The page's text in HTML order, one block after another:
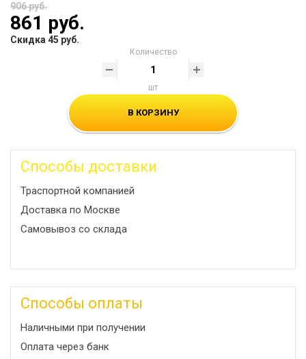
906 руб.
861 руб.
Скидка 45 руб.
Количество
шт
В КОРЗИНУ
Способы доставки
Траспортной компанией
Доставка по Москве
Самовывоз со склада
Способы оплаты
Наличными при получении
Оплата через банк